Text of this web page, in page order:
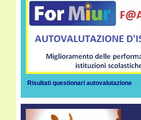
Risultati questionari autovalutazione